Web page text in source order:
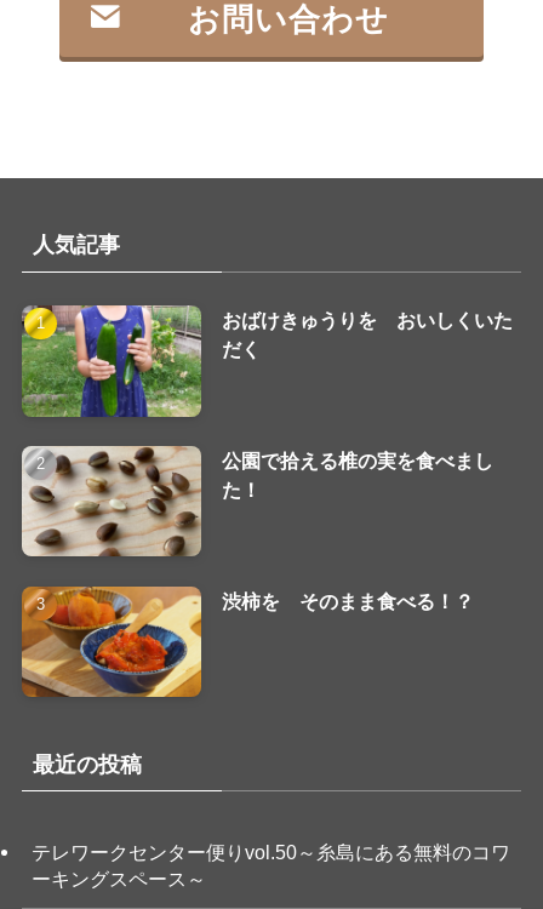
お問い合わせ
人気記事
おばけきゅうりを おいしくいた
だく
公園で拾える椎の実を食べまし
た！
渋柿を そのまま食べる！？
最近の投稿
テレワークセンター便りvol.50～糸島にある無料のコワ
ーキングスペース～